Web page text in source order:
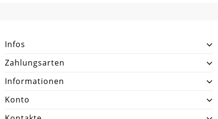
Infos
Zahlungsarten
Informationen
Konto